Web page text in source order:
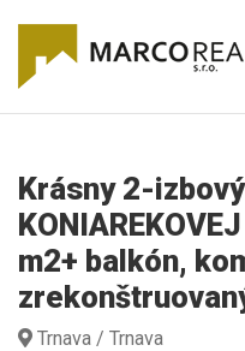
Krásny 2-
m2+ balkón,
Trnava / Trnava